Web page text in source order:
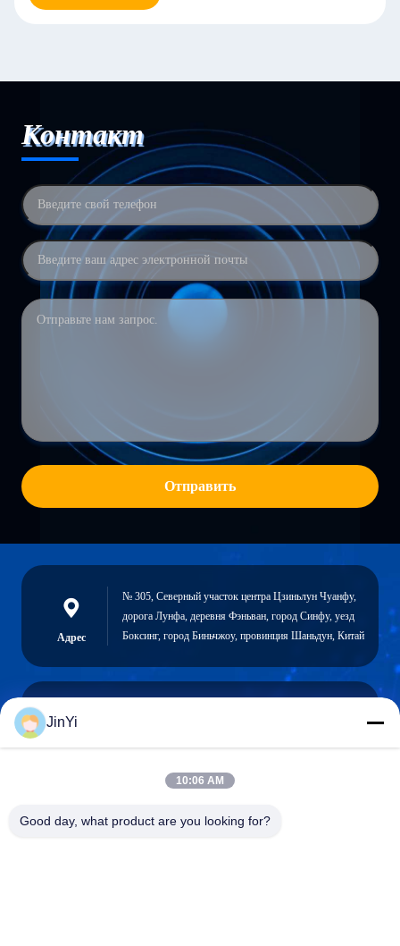
Контакт
Отправить
Адрес
№ 305, Северный участок центра Цзиньлун Чуанфу,
дорога Лунфа, деревня Фэньван, город Синфу, уезд
Боксинг, город Биньчжоу, провинция Шаньдун, Китай
JinYi
10:06 AM
Good day, what product are you looking for?